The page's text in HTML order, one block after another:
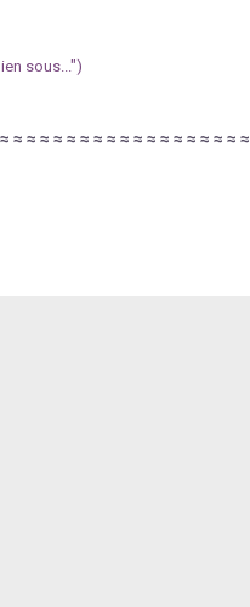
sous...")
≈ ≈ ≈ ≈ ≈ ≈ ≈ ≈ ≈ ≈ ≈ ≈ ≈ ≈ ≈ ≈ ≈ ≈ ≈